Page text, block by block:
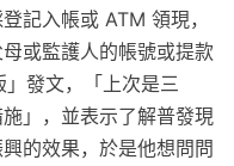
記入帳或 ATM 領現，
或監護人的帳號或提款
發文，「上次是三
」，並表示了解普發現
的效果，於是他想問問